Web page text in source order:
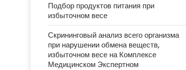
Подбор продуктов питания при
избыточном весе
Скрининговый анализ всего организма
при нарушении обмена веществ,
избыточном весе на Комплексе
Медицинском Экспертном